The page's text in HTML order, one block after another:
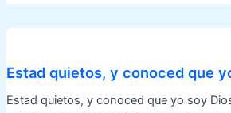
Estad quietos, y conoced que
Estad quietos, y conoced que yo soy